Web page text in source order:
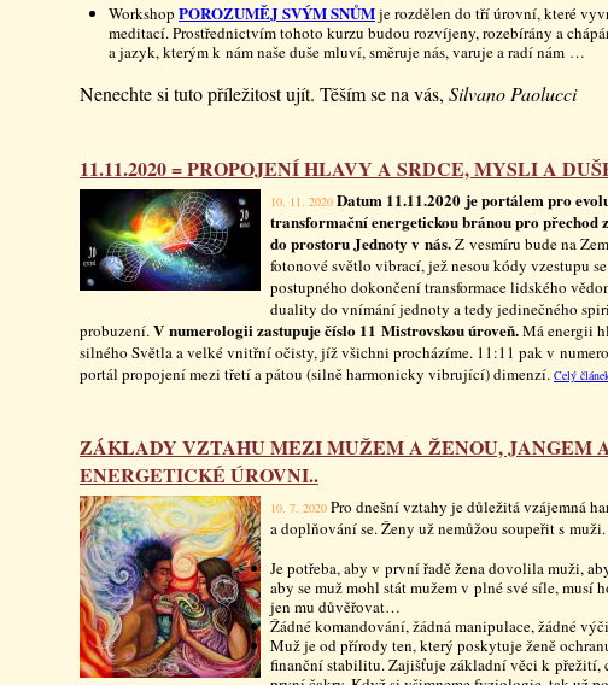
Workshop POROZUMĚJ SVÝM SNŮMje rozdělen do tří úrovní, které
meditací. Prostřednictvím tohoto kurzu budou rozvíjeny, rozebírány a
a jazyk, kterým k nám naše duše mluví, směruje nás, varuje a radí nám …
Nenechte si tuto příležitost ujít. Těším se na vás, Silvano Paolucci
11.11.2020 = PROPOJENÍ HLAVY A SRDCE, MYSLI A
10. 11. 2020 Datum 11.11.2020 je portálem pro
transformační energetickou bránou pro přechod
do prostoru Jednoty v nás.Z vesmíru bude na
fotonové světlo vibrací, jež nesou kódy vzestupu se
postupného dokončení transformace lidského
duality do vnímání jednoty a tedy jedinečného
probuzení.V numerologii zastupuje číslo 11 Mistrovskou úroveň.Má energii
silného Světla a velké vnitřní očisty, jíž všichni procházíme. 11:11 pak v
portál propojení mezi třetí a pátou (silně harmonicky vibrující) dimenzí. Celý
ZÁKLADY VZTAHU MEZI MUŽEM A ŽENOU, JANGEM
ENERGETICKÉ ÚROVNI..
10. 7. 2020 Pro dnešní vztahy je důležitá vzájemná
a doplňování se. Ženy už nemůžou soupeřit s muži.
Je potřeba, aby v první řadě žena dovolila muži,
aby se muž mohl stát mužem v plné své síle, musí
jen mu důvěřovat…
Žádné komandování, žádná manipulace, žádné
Muž je od přírody ten, který poskytuje ženě
finanční stabilitu. Zajišťuje základní věci k přežití,